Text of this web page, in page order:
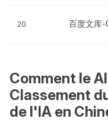
20
Comment le
Classement
de l'IA en